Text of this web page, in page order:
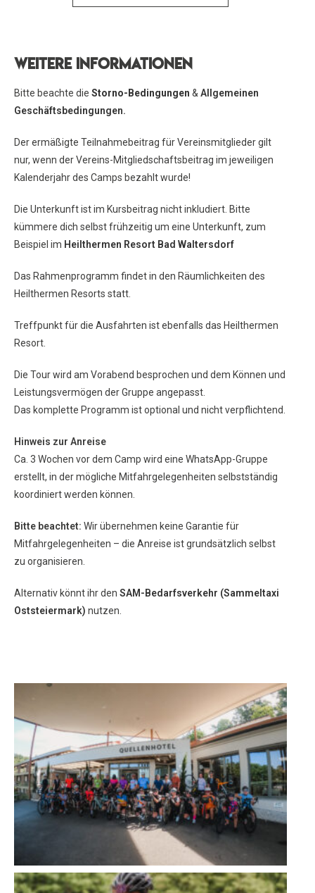
Weitere Informationen
Bitte beachte die Storno-Bedingungen & Allgemeinen
Geschäftsbedingungen.
Der ermäßigte Teilnahmebeitrag für Vereinsmitglieder gilt
nur, wenn der Vereins-Mitgliedschaftsbeitrag im jeweiligen
Kalenderjahr des Camps bezahlt wurde!
Die Unterkunft ist im Kursbeitrag nicht inkludiert. Bitte
kümmere dich selbst frühzeitig um eine Unterkunft, zum
Beispiel im Heilthermen Resort Bad Waltersdorf
Das Rahmenprogramm findet in den Räumlichkeiten des
Heilthermen Resorts statt.
Treffpunkt für die Ausfahrten ist ebenfalls das Heilthermen
Resort.
Die Tour wird am Vorabend besprochen und dem Können und
Leistungsvermögen der Gruppe angepasst.
Das komplette Programm ist optional und nicht verpflichtend.
Hinweis zur Anreise
Ca. 3 Wochen vor dem Camp wird eine WhatsApp-Gruppe
erstellt, in der mögliche Mitfahrgelegenheiten selbstständig
koordiniert werden können.
Bitte beachtet: Wir übernehmen keine Garantie für
Mitfahrgelegenheiten – die Anreise ist grundsätzlich selbst
zu organisieren.
Alternativ könnt ihr den SAM-Bedarfsverkehr (Sammeltaxi
Oststeiermark) nutzen.